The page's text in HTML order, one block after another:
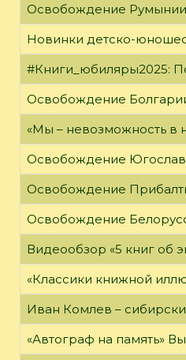
Освобождение Румынии
Новинки детско-
#Книги_юбиляры2025:
Освобождение
«Мы – невозможность в
Освобождение
Освобождение
Освобождение
Видеообзор «5 книг об
«Классики книжной
Иван Комлев –
«Автограф на память»